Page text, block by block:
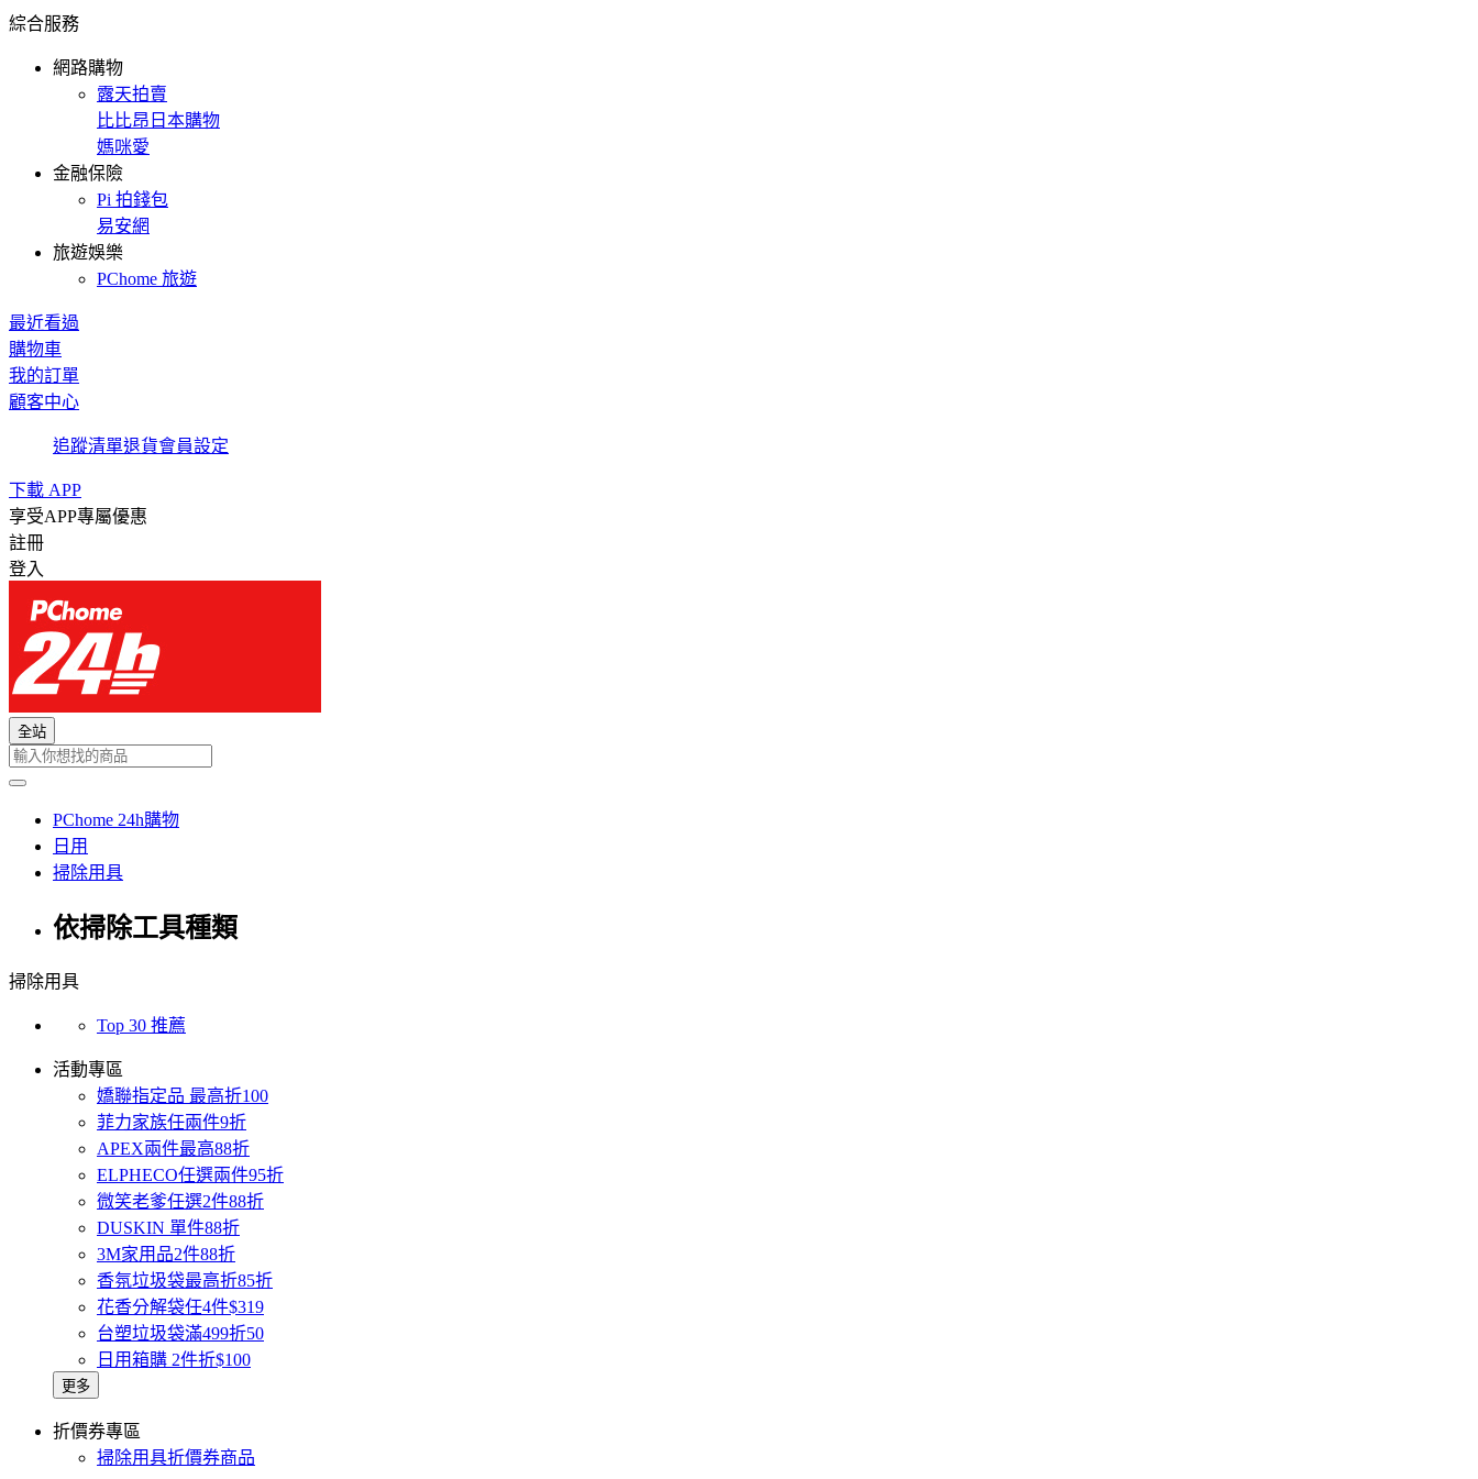
綜合服務
網路購物
露天拍賣
比比昂日本購物
媽咪愛
金融保險
Pi 拍錢包
易安網
旅遊娛樂
PChome 旅遊
最近看過
購物車
我的訂單
顧客中心
追蹤清單退貨會員設定
下載 APP
享受APP專屬優惠
註冊
登入
全站
PChome 24h購物
日用
掃除用具
依掃除工具種類
掃除用具
Top 30 推薦
活動專區
嬌聯指定品 最高折100
菲力家族任兩件9折
APEX兩件最高88折
ELPHECO任選兩件95折
微笑老爹任選2件88折
DUSKIN 單件88折
3M家用品2件88折
香氛垃圾袋最高折85折
花香分解袋任4件$319
台塑垃圾袋滿499折50
日用箱購 2件折$100
更多
折價券專區
掃除用具折價券商品